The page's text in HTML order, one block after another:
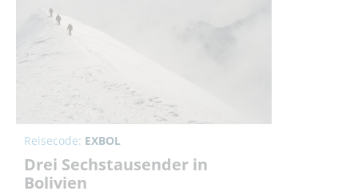
Reisecode: EXBOL
Drei Sechstausender in
Bolivien